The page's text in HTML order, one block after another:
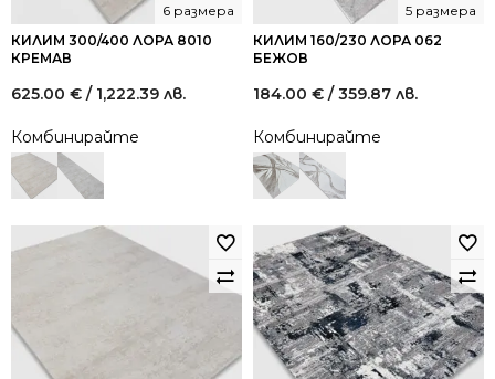
КИЛИМ 300/400 ЛОРА 8010
КРЕМАВ
6 размера
625.00 € / 1,222.39 лв.
Комбинирайте
КИЛИМ 160/230 ЛОРА 062
БЕЖОВ
5 размера
184.00 € / 359.87 лв.
Комбинирайте